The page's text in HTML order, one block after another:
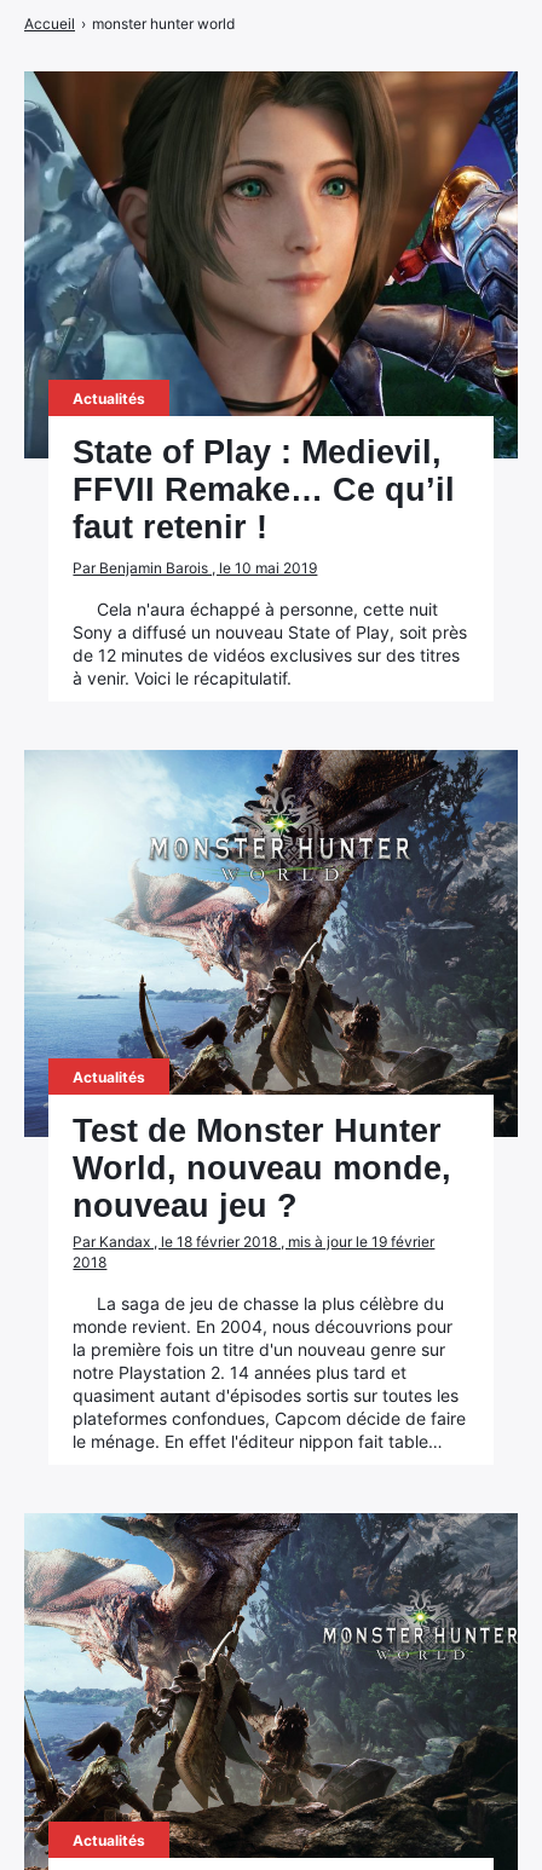
Accueil › monster hunter world
Actualités
State of Play : Medievil,
FFVII Remake… Ce qu’il
faut retenir !
Par Benjamin Barois , le 10 mai 2019
Cela n'aura échappé à personne, cette nuit
Sony a diffusé un nouveau State of Play, soit près
de 12 minutes de vidéos exclusives sur des titres
à venir. Voici le récapitulatif.
Actualités
Test de Monster Hunter
World, nouveau monde,
nouveau jeu ?
Par Kandax , le 18 février 2018 , mis à jour le 19 février
2018
La saga de jeu de chasse la plus célèbre du
monde revient. En 2004, nous découvrions pour
la première fois un titre d'un nouveau genre sur
notre Playstation 2. 14 années plus tard et
quasiment autant d'épisodes sortis sur toutes les
plateformes confondues, Capcom décide de faire
le ménage. En effet l'éditeur nippon fait table…
Actualités